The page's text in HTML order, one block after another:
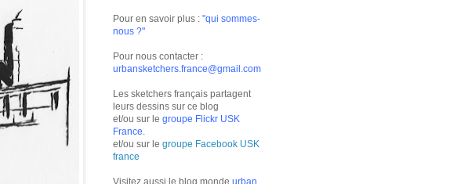
Pour en savoir plus : "qui sommes-
nous ?"
Pour nous contacter :
urbansketchers.france@gmail.com
Les sketchers français partagent
leurs dessins sur ce blog
et/ou sur le groupe Flickr USK
France
et/ou sur le groupe Facebook USK
france
Visitez aussi le blog monde urban